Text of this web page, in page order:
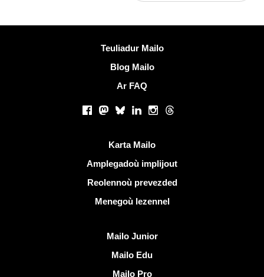
Teuliadur Mailo
Blog Mailo
Ar FAQ
Facebook
Mastodon
BlueskyLinkedInInstagram
Threads
Karta Mailo
Amplegadoù implijout
Reolennoù prevezded
Menegoù lezennel
Mailo Junior
Mailo Edu
Mailo Pro